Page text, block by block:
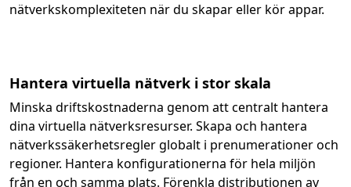
nätverkskomplexiteten när du skapar eller kör appar.
Hantera virtuella nätverk i stor skala
Minska driftskostnaderna genom att centralt hantera
dina virtuella nätverksresurser. Skapa och hantera
nätverkssäkerhetsregler globalt i prenumerationer och
regioner. Hantera konfigurationerna för hela miljön
från en och samma plats. Förenkla distributionen av